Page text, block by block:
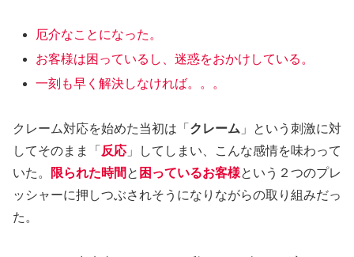
厄介なことになった。
お客様は困っているし、迷惑をおかけしている。
一刻も早く解決しなければ。。。
クレーム対応を始めた当初は「 クレーム 」という刺激に対
してそのまま「 反応 」してしまい、こんな感情を味わって
いた。
限られた時間 と 困っているお客様という２つのプレ
ッシャーに押しつぶされそうになりながらの取り組みだっ
た。